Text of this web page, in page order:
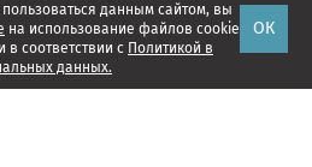
данным сайтом, вы
на использование файлов cookie
в соответствии с Политикой в
данных.
ОК